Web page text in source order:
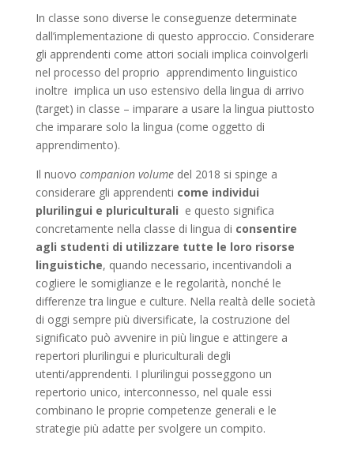
In classe sono diverse le conseguenze determinate
dall’implementazione di questo approccio. Considerare
gli apprendenti come attori sociali implica coinvolgerli
nel processo del proprio apprendimento linguistico
inoltre implica un uso estensivo della lingua di arrivo
(target) in classe – imparare a usare la lingua piuttosto
che imparare solo la lingua (come oggetto di
apprendimento).
Il nuovo companion volumedel 2018 si spinge a
considerare gli apprendenti come individui
plurilingui e pluriculturali e questo significa
concretamente nella classe di lingua di consentire
agli studenti di utilizzare tutte le loro risorse
linguistiche, quando necessario, incentivandoli a
cogliere le somiglianze e le regolarità, nonché le
differenze tra lingue e culture. Nella realtà delle società
di oggi sempre più diversificate, la costruzione del
significato può avvenire in più lingue e attingere a
repertori plurilingui e pluriculturali degli
utenti/apprendenti. I plurilingui posseggono un
repertorio unico, interconnesso, nel quale essi
combinano le proprie competenze generali e le
strategie più adatte per svolgere un compito.